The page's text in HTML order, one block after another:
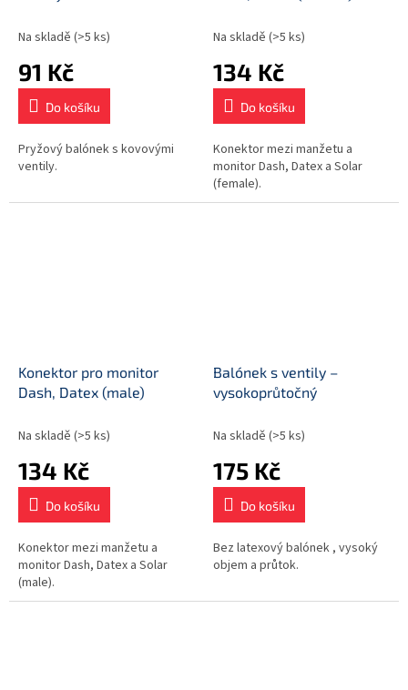
Na skladě (>5 ks)
91 Kč
Do košíku
Pryžový balónek s kovovými
ventily.
Na skladě (>5 ks)
134 Kč
Do košíku
Konektor mezi manžetu a
monitor Dash, Datex a Solar
(female).
Konektor pro monitor
Dash, Datex (male)
Na skladě (>5 ks)
134 Kč
Do košíku
Konektor mezi manžetu a
monitor Dash, Datex a Solar
(male).
Balónek s ventily –
vysokoprůtočný
Na skladě (>5 ks)
175 Kč
Do košíku
Bez latexový balónek , vysoký
objem a průtok.